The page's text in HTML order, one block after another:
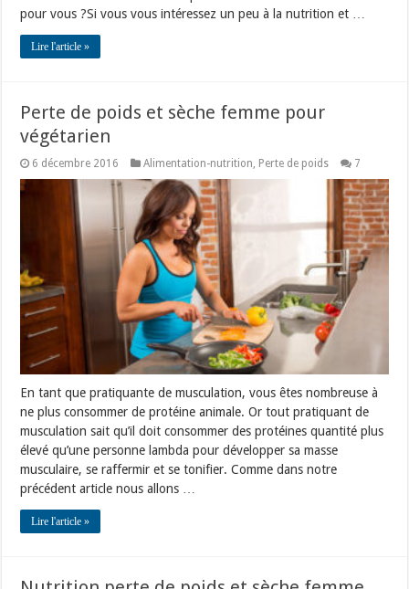
pour vous ?Si vous vous intéressez un peu à la nutrition et …
Lire l'article »
Perte de poids et sèche femme pour
végétarien
6 décembre 2016 Alimentation-nutrition Perte de poids 7
En tant que pratiquante de musculation, vous êtes nombreuse à
ne plus consommer de protéine animale. Or tout pratiquant de
musculation sait qu’il doit consommer des protéines quantité plus
élevé qu’une personne lambda pour développer sa masse
musculaire, se raffermir et se tonifier. Comme dans notre
précédent article nous allons …
Lire l'article »